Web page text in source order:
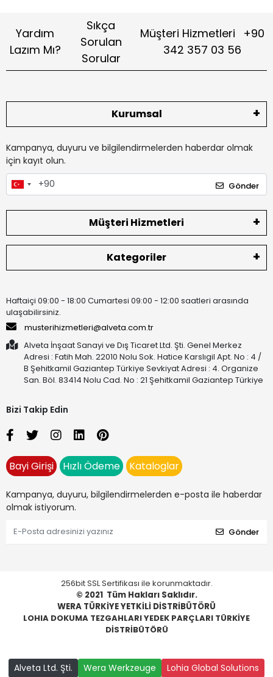
Yardım
Lazım Mı?
Sıkça
Sorulan
Sorular
Müşteri Hizmetleri
+90
342 357 03 56
Kurumsal
Kampanya, duyuru ve bilgilendirmelerden haberdar olmak
için kayıt olun.
Gönder
Müşteri Hizmetleri
Kategoriler
Haftaiçi 09:00 - 18:00 Cumartesi 09:00 - 12:00 saatleri arasında
ulaşabilirsiniz.
musterihizmetleri@alveta.com.tr
Alveta İnşaat Sanayi ve Dış Ticaret Ltd. Şti. Genel Merkez
Adresi : Fatih Mah. 22010 Nolu Sok. Hatice Karslıgil Apt. No : 4 /
B Şehitkamil Gaziantep Türkiye Sevkiyat Adresi : 4. Organize
San. Böl. 83414 Nolu Cad. No : 21 Şehitkamil Gaziantep Türkiye
Bizi Takip Edin
Bayi Girişi Hızlı Ödeme Kataloglar
Kampanya, duyuru, bilgilendirmelerden e-posta ile haberdar
olmak istiyorum.
Gönder
256bit SSL Sertifikası ile korunmaktadır.
© 2021 Tüm Hakları Saklıdır.
WERA TÜRKİYE YETKİLİ DİSTRİBÜTÖRÜ
LOHIA DOKUMA TEZGAHLARI YEDEK PARÇLARI TÜRKİYE
DİSTRİBÜTÖRÜ
Alveta Ltd. Şti. Wera Werkzeuge Lohia Global Solutions